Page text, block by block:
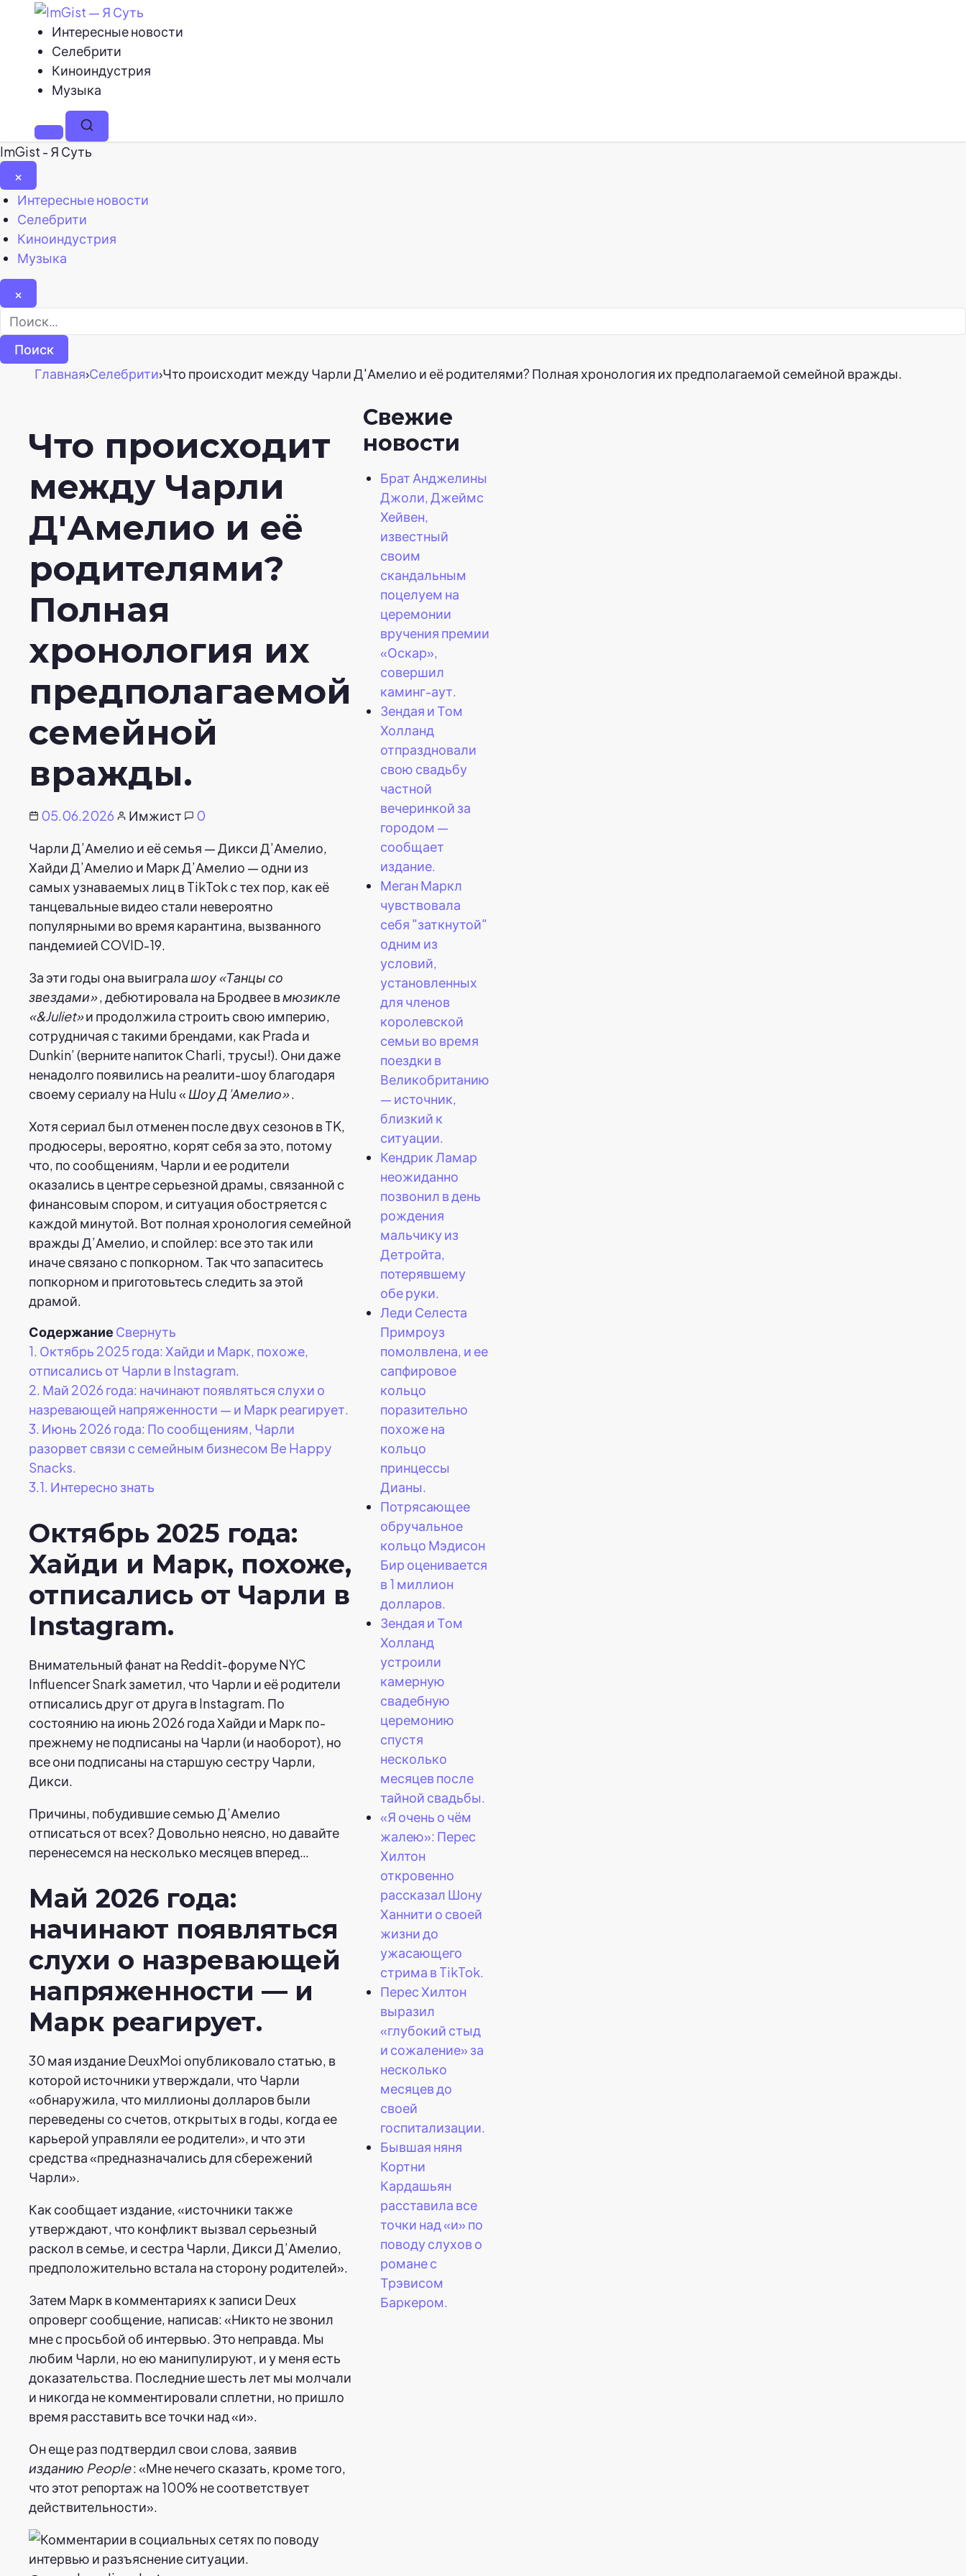
Интересные новости
Селебрити
Киноиндустрия
Музыка
МенюПоиск
ImGist - Я Суть
×
Закрыть
меню
Интересные новости
Селебрити
Киноиндустрия
Музыка
×
Найти:
Главная›Селебрити›Что происходит между Чарли Д'Амелио и её родителями? Полная хронология их предполагаемой семейной вражды.
Что происходит
между Чарли
Д'Амелио и её
родителями?
Полная
хронология их
предполагаемой
семейной
вражды.
05.06.2026 Имжист
0
Чарли Д’Амелио и её семья — Дикси Д’Амелио,
Хайди Д’Амелио и Марк Д’Амелио — одни из
самых узнаваемых лиц в TikTok с тех пор, как её
танцевальные видео стали невероятно
популярными во время карантина, вызванного
пандемией COVID-19.
За эти годы она выигралашоу «Танцы со
звездами», дебютировала на Бродвее вмюзикле
«&Juliet»и продолжила строить свою империю,
сотрудничая с такими брендами, как Prada и
Dunkin’ (верните напиток Charli, трусы!). Они даже
ненадолго появились на реалити-шоу благодаря
своему сериалу на Hulu « Шоу Д’Амелио».
Хотя сериал был отменен после двух сезонов в TK,
продюсеры, вероятно, корят себя за это, потому
что, по сообщениям, Чарли и ее родители
оказались в центре серьезной драмы, связанной с
финансовым спором, и ситуация обостряется с
каждой минутой. Вот полная хронология семейной
вражды Д’Амелио, и спойлер: все это так или
иначе связано с попкорном. Так что запаситесь
попкорном и приготовьтесь следить за этой
драмой.
Содержание Свернуть
1. Октябрь 2025 года: Хайди и Марк, похоже,
отписались от Чарли в Instagram.
2. Май 2026 года: начинают появляться слухи о
назревающей напряженности — и Марк реагирует.
3. Июнь 2026 года: По сообщениям, Чарли
разорвет связи с семейным бизнесом Be Happy
Snacks.
3.1. Интересно знать
Октябрь 2025 года:
Хайди и Марк, похоже,
отписались от Чарли в
Instagram.
Внимательный фанат на Reddit-форуме NYC
Influencer Snark заметил, что Чарли и её родители
отписались друг от друга в Instagram. По
состоянию на июнь 2026 года Хайди и Марк по-
прежнему не подписаны на Чарли (и наоборот), но
все они подписаны на старшую сестру Чарли,
Дикси.
Причины, побудившие семью Д’Амелио
отписаться от всех? Довольно неясно, но давайте
перенесемся на несколько месяцев вперед…
Май 2026 года:
начинают появляться
слухи о назревающей
напряженности — и
Марк реагирует.
30 мая издание DeuxMoi опубликовало статью, в
которой источники утверждали, что Чарли
«обнаружила, что миллионы долларов были
переведены со счетов, открытых в годы, когда ее
карьерой управляли ее родители», и что эти
средства «предназначались для сбережений
Чарли».
Как сообщает издание, «источники также
утверждают, что конфликт вызвал серьезный
раскол в семье, и сестра Чарли, Дикси Д’Амелио,
предположительно встала на сторону родителей».
Затем Марк в комментариях к записи Deux
опроверг сообщение, написав: «Никто не звонил
мне с просьбой об интервью. Это неправда. Мы
любим Чарли, но ею манипулируют, и у меня есть
доказательства. Последние шесть лет мы молчали
и никогда не комментировали сплетни, но пришло
время расставить все точки над «и».
Он еще раз подтвердил свои слова, заявив
изданию People: «Мне нечего сказать, кроме того,
что этот репортаж на 100% не соответствует
действительности».
Свежие
новости
Брат Анджелины
Джоли, Джеймс
Хейвен,
известный
своим
скандальным
поцелуем на
церемонии
вручения премии
«Оскар»,
совершил
каминг-аут.
Зендая и Том
Холланд
отпраздновали
свою свадьбу
частной
вечеринкой за
городом —
сообщает
издание.
Меган Маркл
чувствовала
себя "заткнутой"
одним из
условий,
установленных
для членов
королевской
семьи во время
поездки в
Великобританию
— источник,
близкий к
ситуации.
Кендрик Ламар
неожиданно
позвонил в день
рождения
мальчику из
Детройта,
потерявшему
обе руки.
Леди Селеста
Примроуз
помолвлена, и ее
сапфировое
кольцо
поразительно
похоже на
кольцо
принцессы
Дианы.
Потрясающее
обручальное
кольцо Мэдисон
Бир оценивается
в 1 миллион
долларов.
Зендая и Том
Холланд
устроили
камерную
свадебную
церемонию
спустя
несколько
месяцев после
тайной свадьбы.
«Я очень о чём
жалею»: Перес
Хилтон
откровенно
рассказал Шону
Ханнити о своей
жизни до
ужасающего
стрима в TikTok.
Перес Хилтон
выразил
«глубокий стыд
и сожаление» за
несколько
месяцев до
своей
госпитализации.
Бывшая няня
Кортни
Кардашьян
расставила все
точки над «и» по
поводу слухов о
романе с
Трэвисом
Баркером.